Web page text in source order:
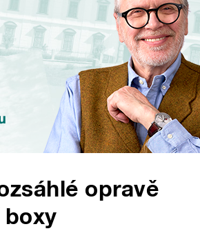
opravě